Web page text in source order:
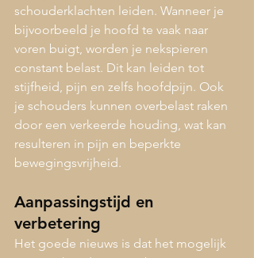
schouderklachten leiden. Wanneer je
bijvoorbeeld je hoofd te vaak naar
voren buigt, worden je nekspieren
constant belast. Dit kan leiden tot
stijfheid, pijn en zelfs hoofdpijn. Ook
je schouders kunnen overbelast raken
door een verkeerde houding, wat kan
resulteren in pijn en beperkte
bewegingsvrijheid.
Aanpassingstijd en
verbetering
Het goede nieuws is dat het mogelijk